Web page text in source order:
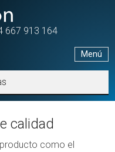
667 913 164
Menú
calidad
como el